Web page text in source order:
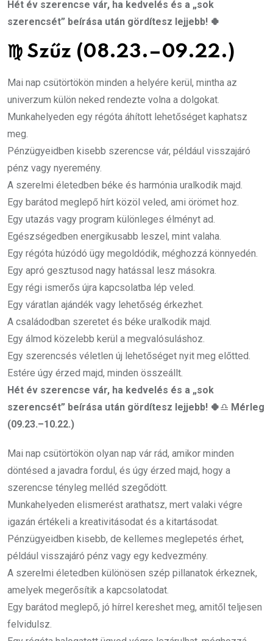
Hét év szerencse vár, ha kedvelés és a „sok
szerencsét” beírása után gördítesz lejjebb! 🍀
♍ Szűz (08.23.–09.22.)
Mai nap csütörtökön minden a helyére kerül, mintha az
univerzum külön neked rendezte volna a dolgokat.
Munkahelyeden egy régóta áhított lehetőséget kaphatsz
meg.
Pénzügyeidben kisebb szerencse vár, például visszajáró
pénz vagy nyeremény.
A szerelmi életedben béke és harmónia uralkodik majd.
Egy barátod meglepő hírt közöl veled, ami örömet hoz.
Egy utazás vagy program különleges élményt ad.
Egészségedben energikusabb leszel, mint valaha.
Egy régóta húzódó ügy megoldódik, méghozzá könnyedén.
Egy apró gesztusod nagy hatással lesz másokra.
Egy régi ismerős újra kapcsolatba lép veled.
Egy váratlan ajándék vagy lehetőség érkezhet.
A családodban szeretet és béke uralkodik majd.
Egy álmod közelebb kerül a megvalósuláshoz.
Egy szerencsés véletlen új lehetőséget nyit meg előtted.
Estére úgy érzed majd, minden összeállt.
Hét év szerencse vár, ha kedvelés és a „sok
szerencsét” beírása után gördítesz lejjebb! 🍀♎ Mérleg
(09.23.–10.22.)
Mai nap csütörtökön olyan nap vár rád, amikor minden
döntésed a javadra fordul, és úgy érzed majd, hogy a
szerencse tényleg melléd szegődött.
Munkahelyeden elismerést arathatsz, mert valaki végre
igazán értékeli a kreativitásodat és a kitartásodat.
Pénzügyeidben kisebb, de kellemes meglepetés érhet,
például visszajáró pénz vagy egy kedvezmény.
A szerelmi életedben különösen szép pillanatok érkeznek,
amelyek megerősítik a kapcsolatodat.
Egy barátod meglepő, jó hírrel kereshet meg, amitől teljesen
felvidulsz.